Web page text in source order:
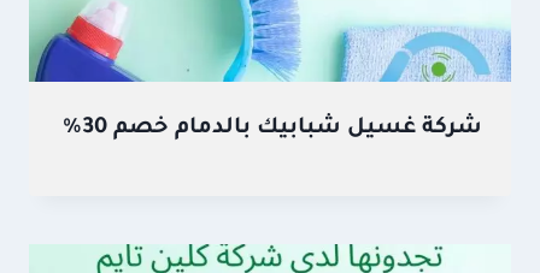
شركة غسيل شبابيك بالدمام خصم 30%